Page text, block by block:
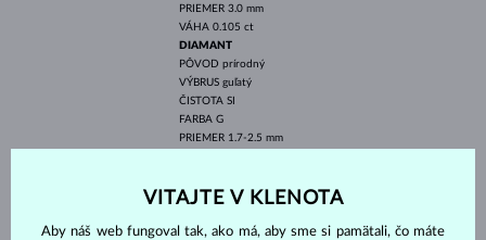
PRIEMER 3.0 mm
VÁHA 0.105 ct
DIAMANT
PÔVOD prírodný
VÝBRUS guľatý
ČISTOTA SI
FARBA G
PRIEMER 1.7-2.5 mm
VITAJTE V KLENOTA
Aby náš web fungoval tak, ako má, aby sme si pamätali, čo máte